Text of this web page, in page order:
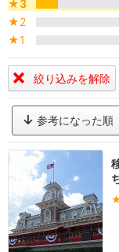
★3
★2
★1
絞り込みを解除
参考になった順